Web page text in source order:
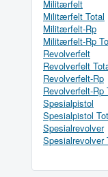
Militærfelt
Militærfelt Total
Militærfelt-Rp
Militærfelt-Rp
Revolverfelt
Revolverfelt
Revolverfelt-Rp
Revolverfelt-Rp
Spesialpistol
Spesialpistol
Spesialrevolver
Spesialrevolver